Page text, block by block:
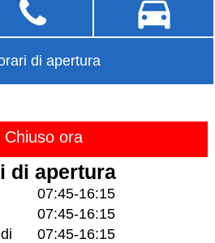
di apertura
Chiuso ora
di apertura
07:45-16:15
07:45-16:15
07:45-16:15